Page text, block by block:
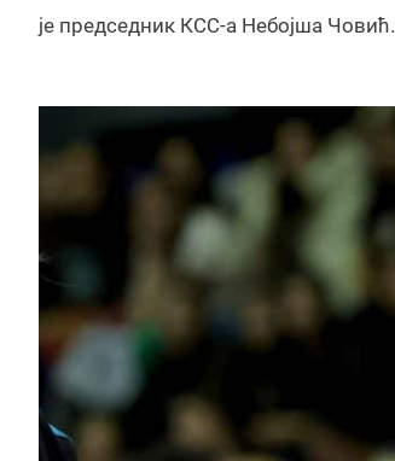
је председник КСС-а Небојша Човић.